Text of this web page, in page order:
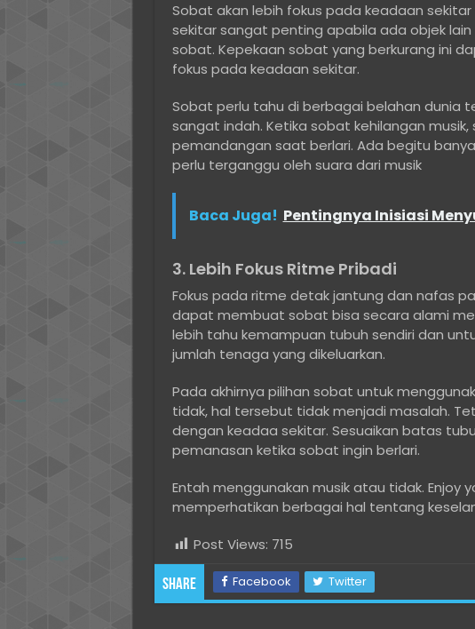
Sobat akan lebih fokus pada keadaan
sekitar sangat penting apabila ada objek
sobat. Kepekaan sobat yang berkurang ini
fokus pada keadaan sekitar.
Sobat perlu tahu di berbagai belahan dunia
sangat indah. Ketika sobat kehilangan
pemandangan saat berlari. Ada begitu
perlu terganggu oleh suara dari musik
Baca Juga! Pentingnya Inisiasi
3. Lebih Fokus Ritme Pribadi
Fokus pada ritme detak jantung dan nafas
dapat membuat sobat bisa secara alami
lebih tahu kemampuan tubuh sendiri dan
jumlah tenaga yang dikeluarkan.
Pada akhirnya pilihan sobat untuk
tidak, hal tersebut tidak menjadi masalah.
dengan keadaa sekitar. Sesuaikan batas
pemanasan ketika sobat ingin berlari.
Entah menggunakan musik atau tidak. Enjoy
memperhatikan berbagai hal tentang
Post Views: 715
Share Facebook Twitter